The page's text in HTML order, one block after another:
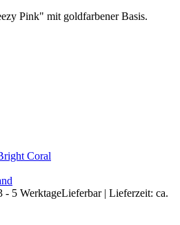
Pink" mit goldfarbener Basis.
Coral
Lieferbar | Lieferzeit: ca.